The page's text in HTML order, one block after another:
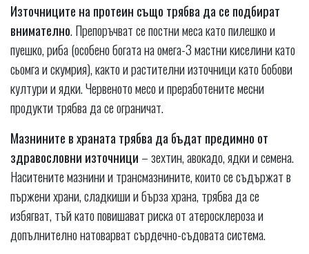
Източниците на протеин също трябва да се подбират
внимателно. Препоръчват се постни меса като пилешко и
пуешко, риба (особено богата на омега-3 мастни киселини като
сьомга и скумрия), както и растителни източници като бобови
култури и ядки. Червеното месо и преработените месни
продукти трябва да се ограничат.
Мазнините в храната трябва да бъдат предимно от
здравословни източници – зехтин, авокадо, ядки и семена.
Наситените мазнини и трансмазнините, които се съдържат в
пържени храни, сладкиши и бърза храна, трябва да се
избягват, тъй като повишават риска от атеросклероза и
допълнително натоварват сърдечно-съдовата система.